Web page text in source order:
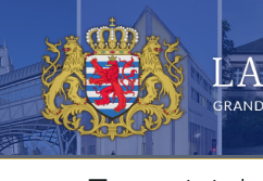
à
la
navigation
au
contenu